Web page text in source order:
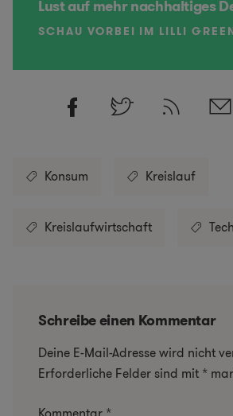
Lust auf mehr nachhaltiges
SCHAU VORBEI IM LILLI
Konsum Kreislauf
Kreislaufwirtschaft
Schreibe einen Kommentar
Deine E-Mail-Adresse wird nicht
Erforderliche Felder sind mit *